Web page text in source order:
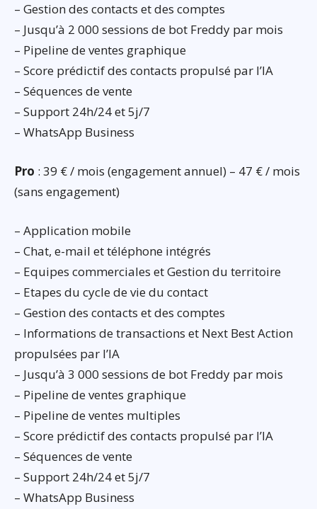
– Gestion des contacts et des comptes
– Jusqu’à 2 000 sessions de bot Freddy par mois
– Pipeline de ventes graphique
– Score prédictif des contacts propulsé par l’IA
– Séquences de vente
– Support 24h/24 et 5j/7
– WhatsApp Business
Pro : 39 € / mois (engagement annuel) – 47 € / mois
(sans engagement)
– Application mobile
– Chat, e-mail et téléphone intégrés
– Equipes commerciales et Gestion du territoire
– Etapes du cycle de vie du contact
– Gestion des contacts et des comptes
– Informations de transactions et Next Best Action
propulsées par l’IA
– Jusqu’à 3 000 sessions de bot Freddy par mois
– Pipeline de ventes graphique
– Pipeline de ventes multiples
– Score prédictif des contacts propulsé par l’IA
– Séquences de vente
– Support 24h/24 et 5j/7
– WhatsApp Business